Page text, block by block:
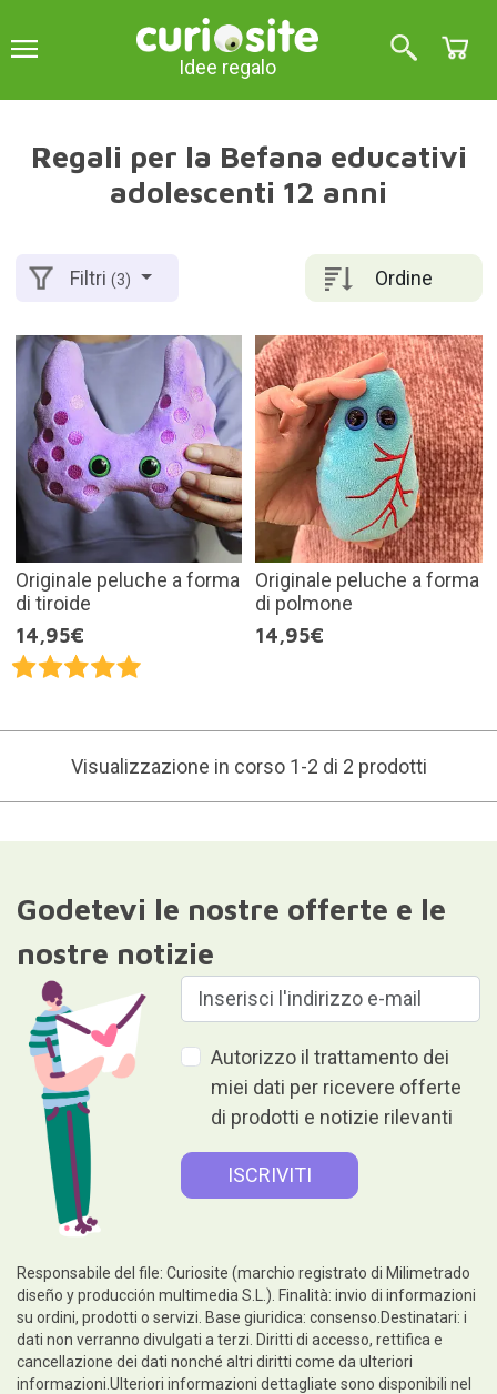
Idee regalo
Regali per la Befana educativi
adolescenti 12 anni
Ordine
Filtri(3)
Originale peluche a forma
di tiroide
14,95€
Originale peluche a forma
di polmone
14,95€
Visualizzazione in corso 1-2 di 2 prodotti
Godetevi le nostre offerte e le
nostre notizie
Autorizzo il trattamento dei
miei dati per ricevere offerte
di prodotti e notizie rilevanti
Responsabile del file: Curiosite (marchio registrato di Milimetrado
diseño y producción multimedia S.L.). Finalità: invio di informazioni
su ordini, prodotti o servizi. Base giuridica: consenso.Destinatari: i
dati non verranno divulgati a terzi. Diritti di accesso, rettifica e
cancellazione dei dati nonché altri diritti come da ulteriori
informazioni.Ulteriori informazioni dettagliate sono disponibili nel